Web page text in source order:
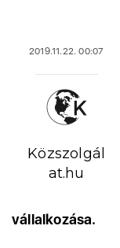
2019.11.22. 00:07
Közszolgál
at.hu
vállalkozása.